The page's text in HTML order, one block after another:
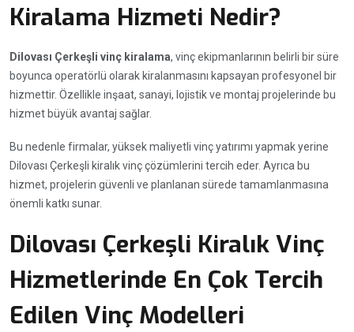
Kiralama Hizmeti Nedir?
Dilovası Çerkeşli vinç kiralama, vinç ekipmanlarının belirli bir süre
boyunca operatörlü olarak kiralanmasını kapsayan profesyonel bir
hizmettir. Özellikle inşaat, sanayi, lojistik ve montaj projelerinde bu
hizmet büyük avantaj sağlar.
Bu nedenle firmalar, yüksek maliyetli vinç yatırımı yapmak yerine
Dilovası Çerkeşli kiralık vinç çözümlerini tercih eder. Ayrıca bu
hizmet, projelerin güvenli ve planlanan sürede tamamlanmasına
önemli katkı sunar.
Dilovası Çerkeşli Kiralık Vinç
Hizmetlerinde En Çok Tercih
Edilen Vinç Modelleri